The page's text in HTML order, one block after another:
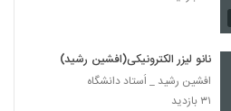
نانو لیزر الکترونیکی(افشین رشید)
افشین رشید _ اُستاد دانشگاه
۳۱ بازدید